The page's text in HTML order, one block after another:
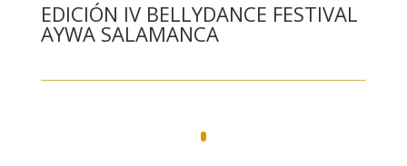
EDICIÓN IV BELLYDANCE FESTIVAL
AYWA SALAMANCA